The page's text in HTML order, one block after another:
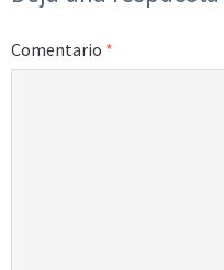
Comentario *